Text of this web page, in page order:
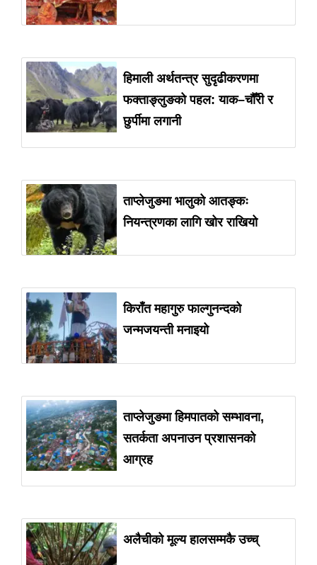
हिमाली अर्थतन्त्र सुदृढीकरणमा
फक्ताङ्लुङको पहल: याक–चौँरी र
छुर्पीमा लगानी
ताप्लेजुङमा भालुको आतङ्कः
नियन्त्रणका लागि खोर राखियो
किराँत महागुरु फाल्गुनन्दको
जन्मजयन्ती मनाइयो
ताप्लेजुङमा हिमपातको सम्भावना,
सतर्कता अपनाउन प्रशासनको
आग्रह
अलैचीको मूल्य हालसम्मकै उच्च्